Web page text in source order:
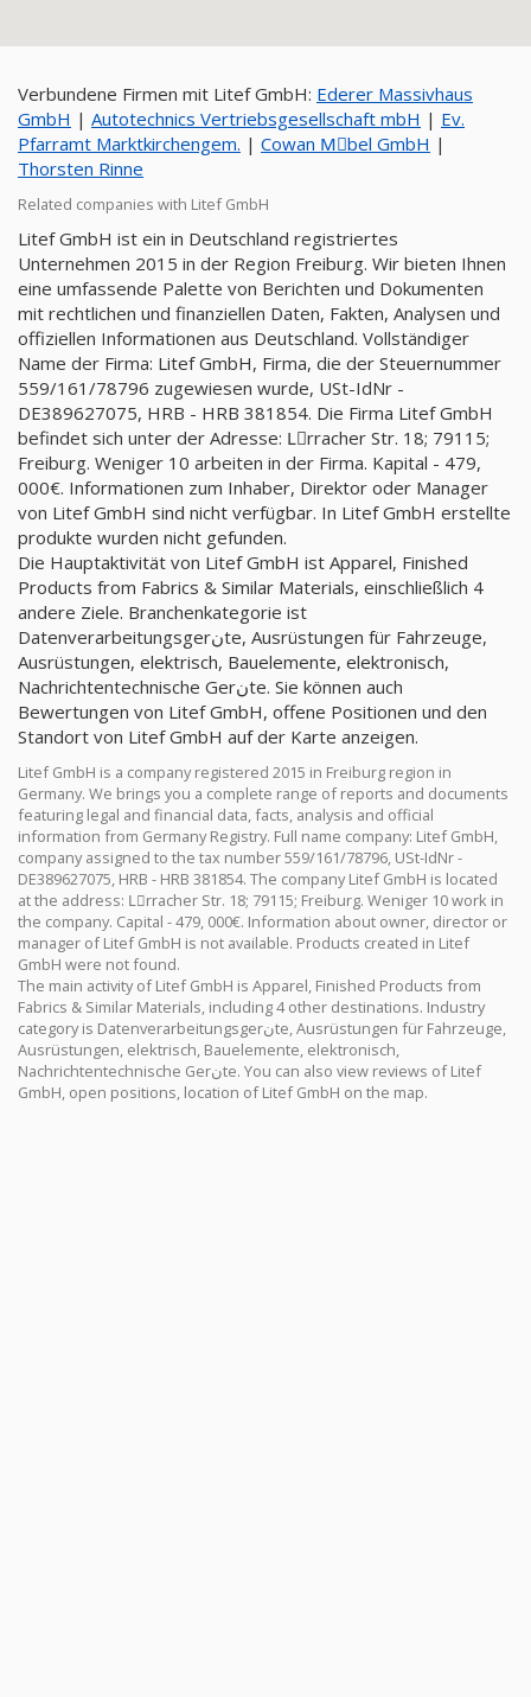
Verbundene Firmen mit Litef GmbH: Ederer Massivhaus
GmbH | Autotechnics Vertriebsgesellschaft mbH | Ev.
Pfarramt Marktkirchengem. | Cowan Mِbel GmbH |
Thorsten Rinne
Related companies with Litef GmbH
Litef GmbH ist ein in Deutschland registriertes
Unternehmen 2015 in der Region Freiburg. Wir bieten Ihnen
eine umfassende Palette von Berichten und Dokumenten
mit rechtlichen und finanziellen Daten, Fakten, Analysen und
offiziellen Informationen aus Deutschland. Vollständiger
Name der Firma: Litef GmbH, Firma, die der Steuernummer
559/161/78796 zugewiesen wurde, USt-IdNr -
DE389627075, HRB - HRB 381854. Die Firma Litef GmbH
befindet sich unter der Adresse: Lِrracher Str. 18; 79115;
Freiburg. Weniger 10 arbeiten in der Firma. Kapital - 479,
000€. Informationen zum Inhaber, Direktor oder Manager
von Litef GmbH sind nicht verfügbar. In Litef GmbH erstellte
produkte wurden nicht gefunden.
Die Hauptaktivität von Litef GmbH ist Apparel, Finished
Products from Fabrics & Similar Materials, einschließlich 4
andere Ziele. Branchenkategorie ist
Datenverarbeitungsgerنte, Ausrüstungen für Fahrzeuge,
Ausrüstungen, elektrisch, Bauelemente, elektronisch,
Nachrichtentechnische Gerنte. Sie können auch
Bewertungen von Litef GmbH, offene Positionen und den
Standort von Litef GmbH auf der Karte anzeigen.
Litef GmbH is a company registered 2015 in Freiburg region in
Germany. We brings you a complete range of reports and documents
featuring legal and financial data, facts, analysis and official
information from Germany Registry. Full name company: Litef GmbH,
company assigned to the tax number 559/161/78796, USt-IdNr -
DE389627075, HRB - HRB 381854. The company Litef GmbH is located
at the address: Lِrracher Str. 18; 79115; Freiburg. Weniger 10 work in
the company. Capital - 479, 000€. Information about owner, director or
manager of Litef GmbH is not available. Products created in Litef
GmbH were not found.
The main activity of Litef GmbH is Apparel, Finished Products from
Fabrics & Similar Materials, including 4 other destinations. Industry
category is Datenverarbeitungsgerنte, Ausrüstungen für Fahrzeuge,
Ausrüstungen, elektrisch, Bauelemente, elektronisch,
Nachrichtentechnische Gerنte. You can also view reviews of Litef
GmbH, open positions, location of Litef GmbH on the map.